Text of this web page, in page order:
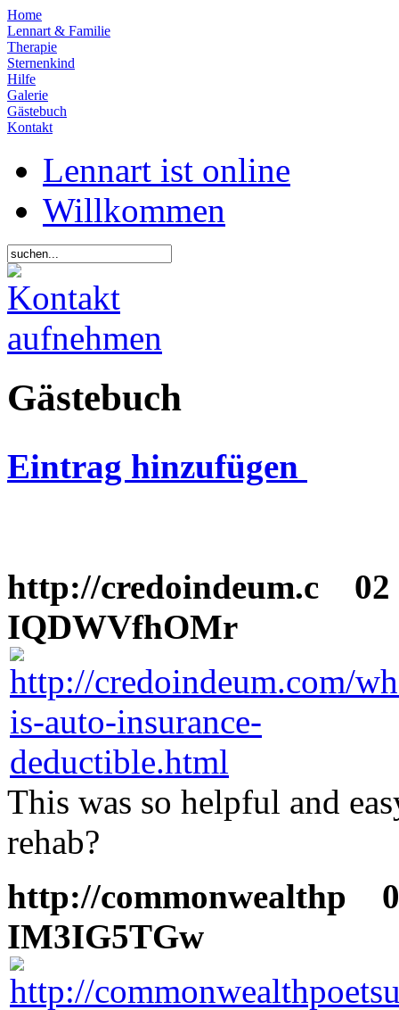
Home
Lennart & Familie
Therapie
Sternenkind
Hilfe
Galerie
Gästebuch
Kontakt
Lennart ist online
Willkommen
Gästebuch
Eintrag hinzufügen
http://credoindeum.c
02
IQDWVfhOMr
This was so helpful and
rehab?
http://commonwealthp
IM3IG5TGw